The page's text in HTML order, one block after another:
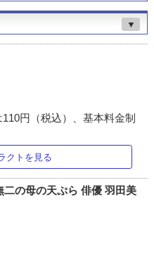
▼
円（税込）、基本料金制
クトを見る
の母の天ぷら 俳優 羽田美